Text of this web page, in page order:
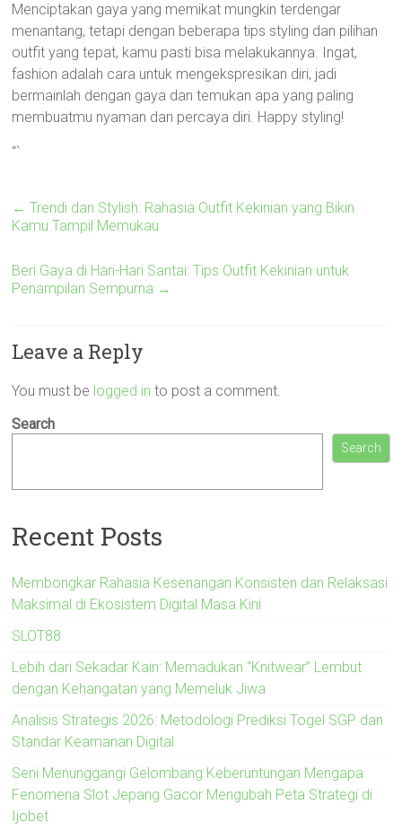
Menciptakan gaya yang memikat mungkin terdengar
menantang, tetapi dengan beberapa tips styling dan pilihan
outfit yang tepat, kamu pasti bisa melakukannya. Ingat,
fashion adalah cara untuk mengekspresikan diri, jadi
bermainlah dengan gaya dan temukan apa yang paling
membuatmu nyaman dan percaya diri. Happy styling!
“`
← Trendi dan Stylish: Rahasia Outfit Kekinian yang Bikin
Kamu Tampil Memukau
Beri Gaya di Hari-Hari Santai: Tips Outfit Kekinian untuk
Penampilan Sempurna →
Leave a Reply
You must be logged in to post a comment.
Search
Search
Recent Posts
Membongkar Rahasia Kesenangan Konsisten dan Relaksasi
Maksimal di Ekosistem Digital Masa Kini
SLOT88
Lebih dari Sekadar Kain: Memadukan “Knitwear” Lembut
dengan Kehangatan yang Memeluk Jiwa
Analisis Strategis 2026: Metodologi Prediksi Togel SGP dan
Standar Keamanan Digital
Seni Menunggangi Gelombang Keberuntungan Mengapa
Fenomena Slot Jepang Gacor Mengubah Peta Strategi di
Ijobet